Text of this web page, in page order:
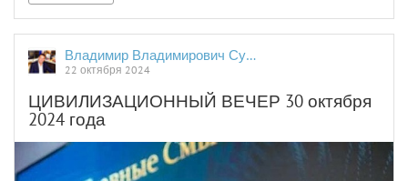
Владимир Владимирович Сушков
22 октября 2024
ЦИВИЛИЗАЦИОННЫЙ ВЕЧЕР 30 октября
2024 года